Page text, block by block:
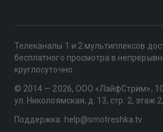
Телеканалы 1 и 2 мультиплексов
бесплатного просмотра в
круглосуточно.
© 2014 — 2026, ООО «ЛайфСтрим»,
ул. Николоямская, д. 13, стр. 2, этаж
Поддержка: help@smotreshka.tv